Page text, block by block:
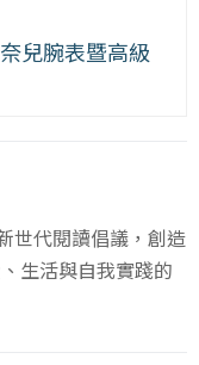
兒腕表暨高級
世代閱讀倡議，創造
生活與自我實踐的